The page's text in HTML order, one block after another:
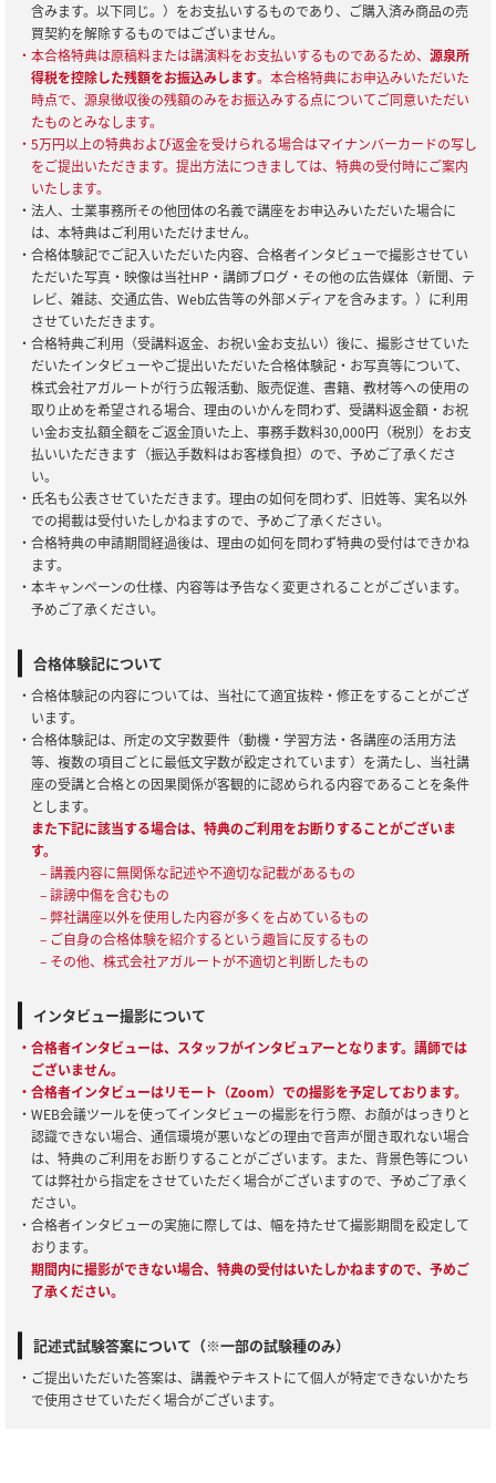
含みます。以下同じ。）をお支払いするものであり、ご購入済み商品の売
買契約を解除するものではございません。
・本合格特典は原稿料または講演料をお支払いするものであるため、 源泉所
得税を控除した残額をお振込みします。本合格特典にお申込みいただいた
時点で、源泉徴収後の残額のみをお振込みする点についてご同意いただい
たものとみなします。
・5万円以上の特典および返金を受けられる場合はマイナンバーカードの写し
をご提出いただきます。提出方法につきましては、特典の受付時にご案内
いたします。
・法人、士業事務所その他団体の名義で講座をお申込みいただいた場合に
は、本特典はご利用いただけません。
・合格体験記でご記入いただいた内容、合格者インタビューで撮影させてい
ただいた写真・映像は当社HP・講師ブログ・その他の広告媒体（新聞、テ
レビ、雑誌、交通広告、Web広告等の外部メディアを含みます。）に利用
させていただきます。
・合格特典ご利用（受講料返金、お祝い金お支払い）後に、撮影させていた
だいたインタビューやご提出いただいた合格体験記・お写真等について、
株式会社アガルートが行う広報活動、販売促進、書籍、教材等への使用の
取り止めを希望される場合、理由のいかんを問わず、受講料返金額・お祝
い金お支払額全額をご返金頂いた上、事務手数料30,000円（税別）をお支
払いいただきます（振込手数料はお客様負担）ので、予めご了承くださ
い。
・氏名も公表させていただきます。理由の如何を問わず、旧姓等、実名以外
での掲載は受付いたしかねますので、予めご了承ください。
・合格特典の申請期間経過後は、理由の如何を問わず特典の受付はできかね
ます。
・本キャンペーンの仕様、内容等は予告なく変更されることがございます。
予めご了承ください。
合格体験記について
・合格体験記の内容については、当社にて適宜抜粋・修正をすることがござ
います。
・合格体験記は、所定の文字数要件（動機・学習方法・各講座の活用方法
等、複数の項目ごとに最低文字数が設定されています）を満たし、当社講
座の受講と合格との因果関係が客観的に認められる内容であることを条件
とします。
また下記に該当する場合は、特典のご利用をお断りすることがございま
す。
– 講義内容に無関係な記述や不適切な記載があるもの
– 誹謗中傷を含むもの
– 弊社講座以外を使用した内容が多くを占めているもの
– ご自身の合格体験を紹介するという趣旨に反するもの
– その他、株式会社アガルートが不適切と判断したもの
インタビュー撮影について
・合格者インタビューは、スタッフがインタビュアーとなります。講師では
ございません。
・合格者インタビューはリモート（Zoom）での撮影を予定しております。
・WEB会議ツールを使ってインタビューの撮影を行う際、お顔がはっきりと
認識できない場合、通信環境が悪いなどの理由で音声が聞き取れない場合
は、特典のご利用をお断りすることがございます。また、背景色等につい
ては弊社から指定をさせていただく場合がございますので、予めご了承く
ださい。
・合格者インタビューの実施に際しては、幅を持たせて撮影期間を設定して
おります。
期間内に撮影ができない場合、特典の受付はいたしかねますので、予めご
了承ください。
記述式試験答案について（※一部の試験種のみ）
・ご提出いただいた答案は、講義やテキストにて個人が特定できないかたち
で使用させていただく場合がございます。